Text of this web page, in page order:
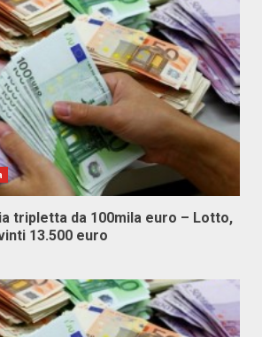
tripletta da 100mila euro – Lotto,
13.500 euro